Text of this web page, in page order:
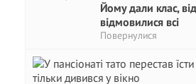
Йому дали клас,
відмовилися всі
Повернулися